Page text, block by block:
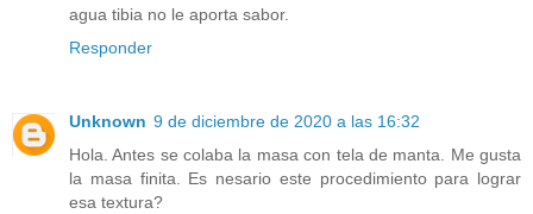
agua tibia no le aporta sabor.
Responder
Unknown 9 de diciembre de 2020 a las 16:32
Hola. Antes se colaba la masa con tela de manta. Me gusta
la masa finita. Es nesario este procedimiento para lograr
esa textura?